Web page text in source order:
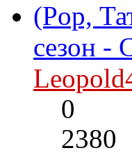
(Pop,
сезон -
0
2380